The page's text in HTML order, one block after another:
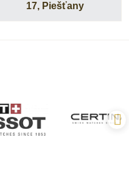
17, Piešťany